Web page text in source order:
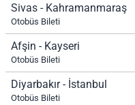
Sivas - Kahramanmaraş
Otobüs Bileti
Afşin - Kayseri
Otobüs Bileti
Diyarbakır - İstanbul
Otobüs Bileti